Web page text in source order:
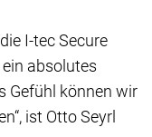
I-tec Secure
absolutes
Gefühl können wir
ist Otto Seyrl